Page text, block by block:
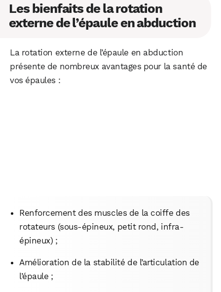
Les bienfaits de la rotation
externe de l’épaule en abduction
La rotation externe de l’épaule en abduction
présente de nombreux avantages pour la santé de
vos épaules :
Renforcement des muscles de la coiffe des
rotateurs (sous-épineux, petit rond, infra-
épineux) ;
Amélioration de la stabilité de l’articulation de
l’épaule ;